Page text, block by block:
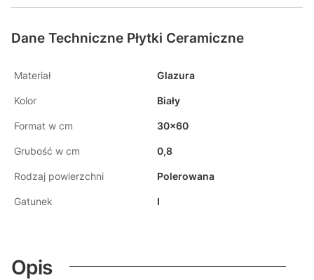
Dane Techniczne Płytki Ceramiczne
Materiał Glazura
Kolor Biały
Format w cm 30x60
Grubość w cm 0,8
Rodzaj powierzchni Polerowana
Gatunek I
Opis